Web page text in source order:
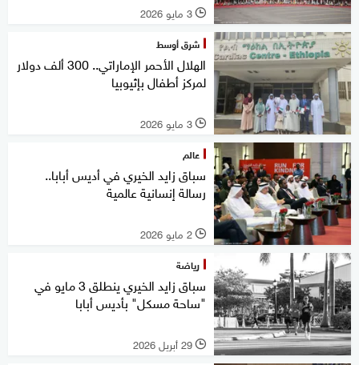
l 3 مايو 2026
شرق أوسط
الهلال الأحمر الإماراتي.. 300 ألف دولار
لمركز أطفال بإثيوبيا
l 3 مايو 2026
عالم
سباق زايد الخيري في أديس أبابا..
رسالة إنسانية عالمية
l 2 مايو 2026
رياضة
سباق زايد الخيري ينطلق 3 مايو في
"ساحة مسكل" بأديس أبابا
l 29 أبريل 2026